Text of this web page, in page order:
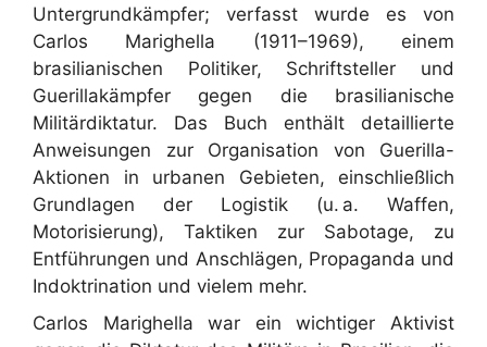
Untergrundkämpfer; verfasst wurde es von
Carlos Marighella (1911–1969), einem
brasilianischen Politiker, Schriftsteller und
Guerillakämpfer gegen die brasilianische
Militärdiktatur. Das Buch enthält detaillierte
Anweisungen zur Organisation von Guerilla-
Aktionen in urbanen Gebieten, einschließlich
Grundlagen der Logistik (u. a. Waffen,
Motorisierung), Taktiken zur Sabotage, zu
Entführungen und Anschlägen, Propaganda und
Indoktrination und vielem mehr.
Carlos Marighella war ein wichtiger Aktivist